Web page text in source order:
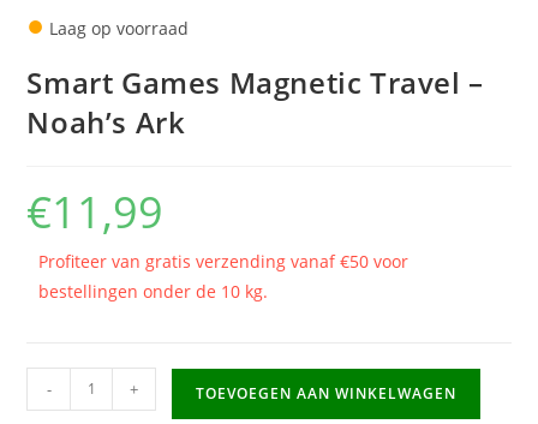
● Laag op voorraad
Smart Games Magnetic Travel –
Noah’s Ark
€11,99
Profiteer van gratis verzending vanaf €50 voor
bestellingen onder de 10 kg.
Games
- + TOEVOEGEN AAN WINKELWAGEN